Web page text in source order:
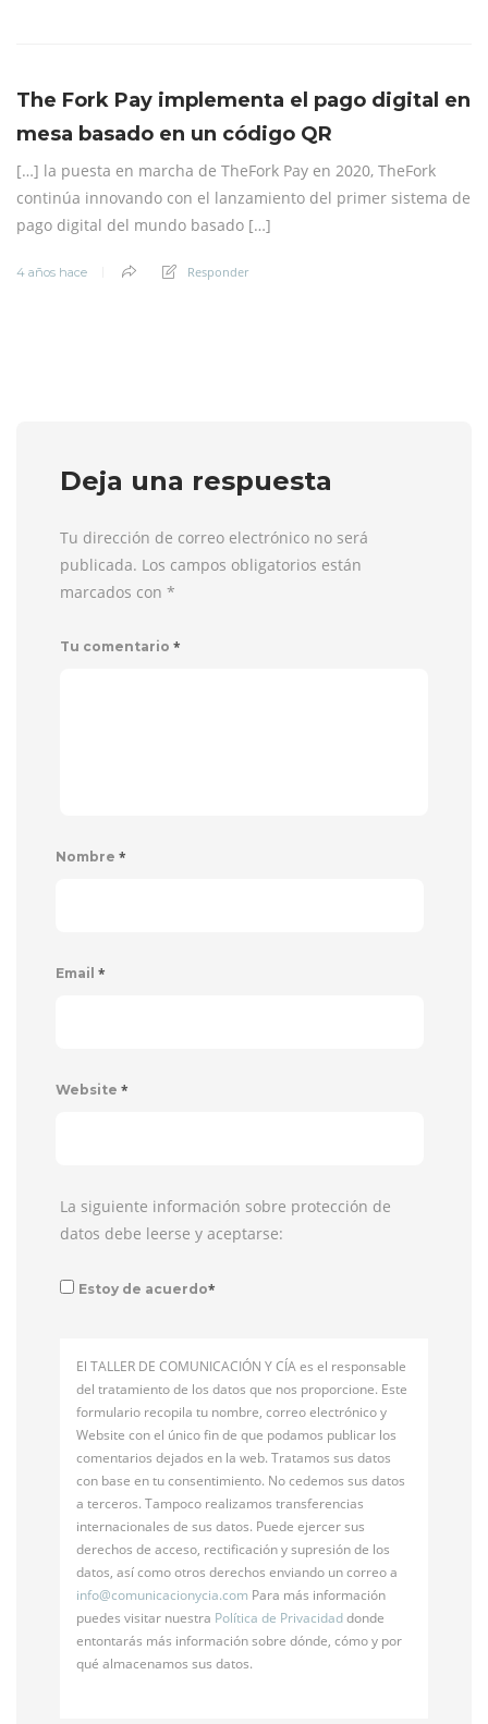
The Fork Pay implementa el pago digital en
mesa basado en un código QR
[…] la puesta en marcha de TheFork Pay en 2020, TheFork
continúa innovando con el lanzamiento del primer sistema de
pago digital del mundo basado […]
4 años hace Responder
Deja una respuesta
Tu dirección de correo electrónico no será
publicada. Los campos obligatorios están
marcados con *
Tu comentario *
Nombre *
Email *
Website *
La siguiente información sobre protección de
datos debe leerse y aceptarse:
Estoy de acuerdo*
El TALLER DE COMUNICACIÓN Y CÍA es el responsable
del tratamiento de los datos que nos proporcione. Este
formulario recopila tu nombre, correo electrónico y
Website con el único fin de que podamos publicar los
comentarios dejados en la web. Tratamos sus datos
con base en tu consentimiento. No cedemos sus datos
a terceros. Tampoco realizamos transferencias
internacionales de sus datos. Puede ejercer sus
derechos de acceso, rectificación y supresión de los
datos, así como otros derechos enviando un correo a
info@comunicacionycia.com Para más información
puedes visitar nuestra Política de Privacidaddonde
entontarás más información sobre dónde, cómo y por
qué almacenamos sus datos.